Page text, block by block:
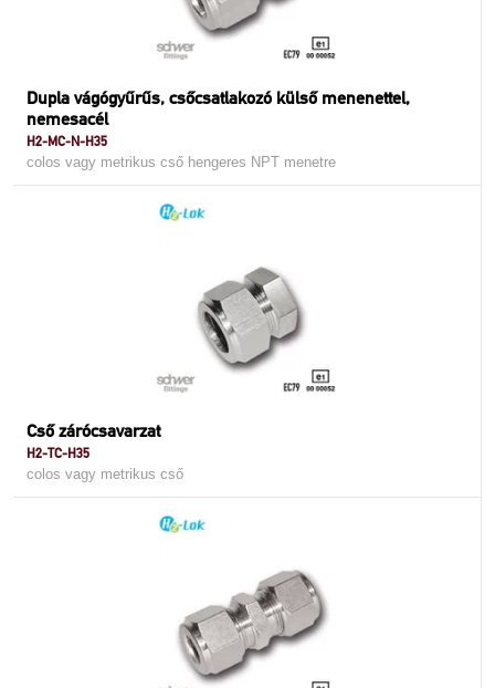
Dupla vágógyűrűs, csőcsatlakozó külső menenettel,
nemesacél
H2-MC-N-H35
colos vagy metrikus cső hengeres NPT menetre
Cső zárócsavarzat
H2-TC-H35
colos vagy metrikus cső